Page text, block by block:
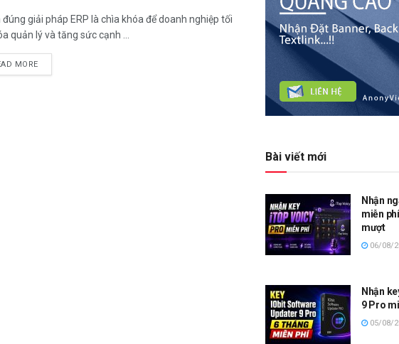
đúng giải pháp ERP là chìa khóa để doanh nghiệp tối
quản lý và tăng sức cạnh ...
MOREDETAILS
Bài viết mới
Nhận
miễn
mượt
06/08/
Nhận
9 Pro
05/08/